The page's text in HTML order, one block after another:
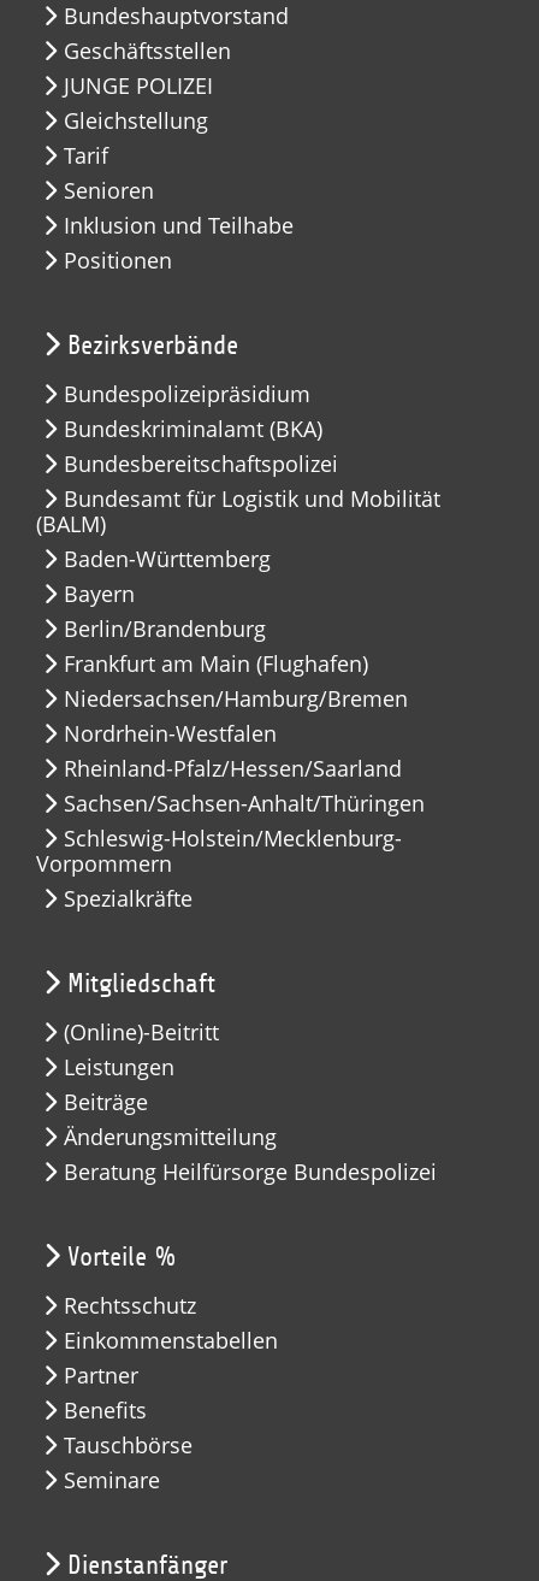
Bundeshauptvorstand
Geschäftsstellen
JUNGE POLIZEI
Gleichstellung
Tarif
Senioren
Inklusion und Teilhabe
Positionen
Bezirksverbände
Bundespolizeipräsidium
Bundeskriminalamt (BKA)
Bundesbereitschaftspolizei
Bundesamt für Logistik und Mobilität
(BALM)
Baden-Württemberg
Bayern
Berlin/Brandenburg
Frankfurt am Main (Flughafen)
Niedersachsen/Hamburg/Bremen
Nordrhein-Westfalen
Rheinland-Pfalz/Hessen/Saarland
Sachsen/Sachsen-Anhalt/Thüringen
Schleswig-Holstein/Mecklenburg-
Vorpommern
Spezialkräfte
Mitgliedschaft
(Online)-Beitritt
Leistungen
Beiträge
Änderungsmitteilung
Beratung Heilfürsorge Bundespolizei
Vorteile %
Rechtsschutz
Einkommenstabellen
Partner
Benefits
Tauschbörse
Seminare
Dienstanfänger